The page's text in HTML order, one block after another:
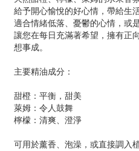
給予開心愉悅的好心情，帶給生
適合情緒低落、憂鬱的心情，或
讓您在每日充滿著希望，擁有正
想事成。
主要精油成分：
甜橙：平衡，甜美
萊姆：令人鼓舞
檸檬：清爽、澄淨
可用於薰香、泡澡，或直接調入